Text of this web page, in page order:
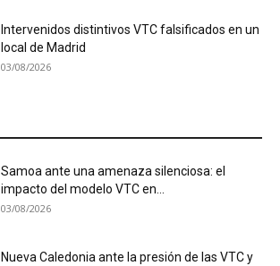
Intervenidos distintivos VTC falsificados en un
local de Madrid
03/08/2026
Samoa ante una amenaza silenciosa: el
impacto del modelo VTC en...
03/08/2026
Nueva Caledonia ante la presión de las VTC y